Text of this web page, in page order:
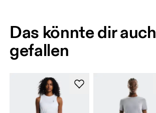
Das könnte dir auch
gefallen